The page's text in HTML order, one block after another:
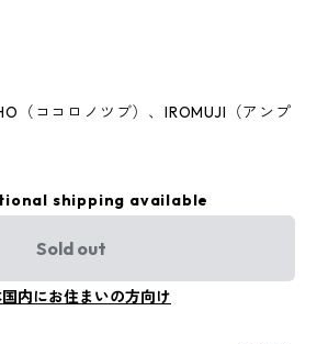
（ココロノツブ）、IROMUJI（アンプ
shipping available
Sold out
国内にお住まいの方向け